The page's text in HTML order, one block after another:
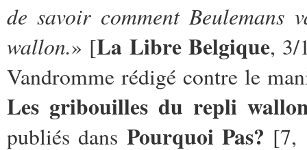
de savoir comment
wallon.» [La Libre Belgique, 3/
Vandromme rédigé contre le
Les gribouilles du repli
publiés dans Pourquoi Pas? [7,